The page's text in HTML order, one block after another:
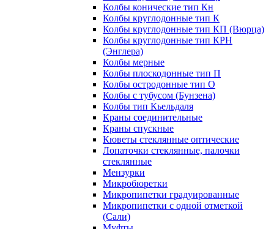
Колбы конические тип Кн
Колбы круглодонные тип К
Колбы круглодонные тип КП (Вюрца)
Колбы круглодонные тип КРН
(Энглера)
Колбы мерные
Колбы плоскодонные тип П
Колбы остродонные тип О
Колбы с тубусом (Бунзена)
Колбы тип Кьельдаля
Краны соединительные
Краны спускные
Кюветы стеклянные оптические
Лопаточки стеклянные, палочки
стеклянные
Мензурки
Микробюретки
Микропипетки градуированные
Микропипетки с одной отметкой
(Сали)